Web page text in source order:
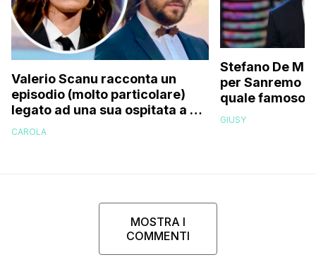
Valerio Scanu racconta un
episodio (molto particolare)
legato ad una sua ospitata a Le
Iene mai andata in onda: “Belen
CAROLA
Stefano De
per Sanremo
quale famoso
relativo
GIUSY
MOSTRA I
COMMENTI